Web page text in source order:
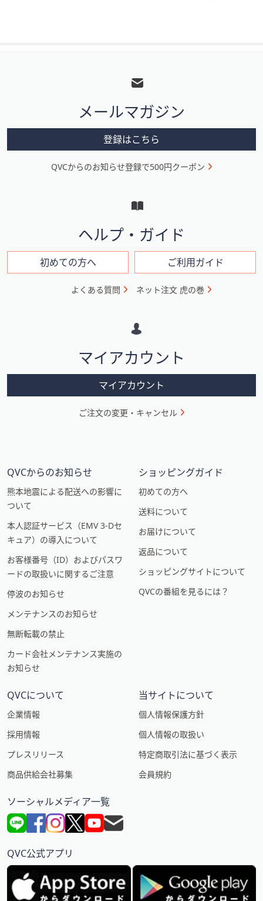
メ
ニ
ン
ン
メールマガジン
登録はこちら
QVCからのお知らせ登録で500円クーポン
ヘルプ・ガイド
初めての方へ ご利用ガイド
よくある質問 ネット注文 虎の巻
マイアカウント
マイアカウント
ご注文の変更・キャンセル
QVCからのお知らせ
熊本地震による配送への影響に
ついて
本人認証サービス（EMV 3-Dセ
キュア）の導入について
お客様番号（ID）およびパスワ
ードの取扱いに関するご注意
停波のお知らせ
メンテナンスのお知らせ
無断転載の禁止
カード会社メンテナンス実施の
お知らせ
ショッピングガイド
初めての方へ
送料について
お届けについて
返品について
ショッピングサイトについて
QVCの番組を見るには？
QVCについて
企業情報
採用情報
プレスリリース
商品供給会社募集
当サイトについて
個人情報保護方針
個人情報の取扱い
特定商取引法に基づく表示
会員規約
ソーシャルメディア一覧
QVC公式アプリ